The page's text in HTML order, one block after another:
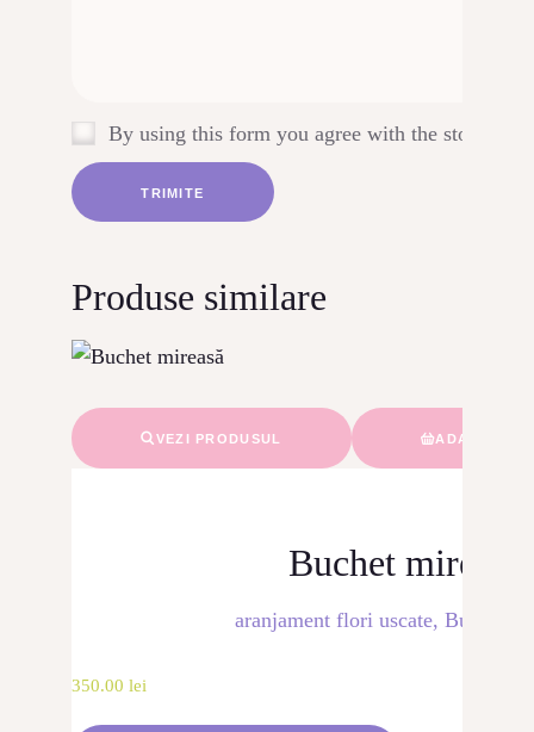
By using this form you agree with the storage
Produse similare
VEZI PRODUSUL ADAUGĂ ÎN
Buchet mireasă
aranjament flori uscate, Buchet
350.00 lei